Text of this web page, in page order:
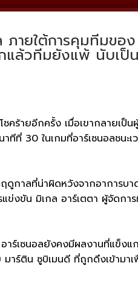
ายใต้การคุมทีมขอ
ล้วทีมยังแพ้ นับเป็
ร้ายอีกครั้ง เมื่อเขากลายเป็
30 ในเกมที่อาร์เซนอลชนะ
าลที่น่าผิดหวังจากอาการบ
ขัน มิเกล อาร์เตตา ผู้จัดการ
เซนอลยังคงมีผลงานที่แข็งแ
าร์ติน ซูบิเมนดี ที่ถูกดึงเข้าม